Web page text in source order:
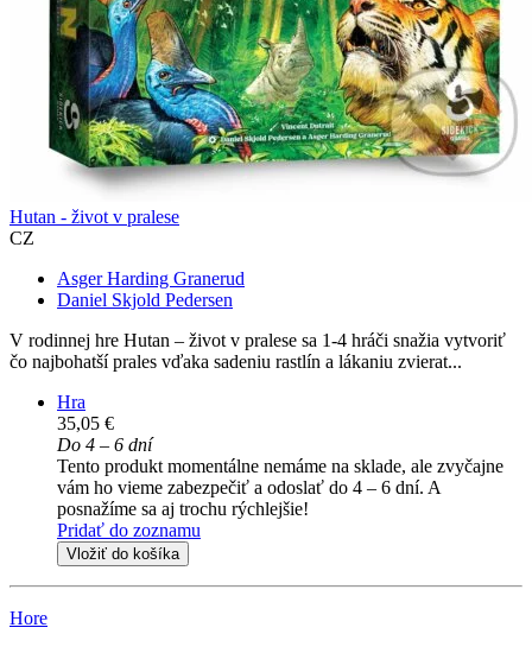
Hutan - život v pralese
CZ
Asger Harding Granerud
Daniel Skjold Pedersen
V rodinnej hre Hutan – život v pralese sa 1-4 hráči snažia vytvoriť
čo najbohatší prales vďaka sadeniu rastlín a lákaniu zvierat...
Hra
35,05 €
Do 4 – 6 dní
Tento produkt momentálne nemáme na sklade, ale zvyčajne
vám ho vieme zabezpečiť a odoslať do 4 – 6 dní. A
posnažíme sa aj trochu rýchlejšie!
Pridať do zoznamu
Vložiť do košíka
Hore